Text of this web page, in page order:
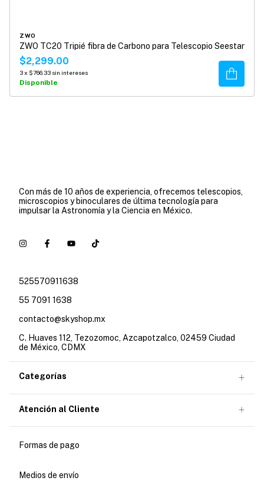
ZWO
ZWO TC20 Tripié fibra de Carbono para Telescopio Seestar
$2,299.00
3x $766.33 sin intereses
Disponible
Comprar
Con más de 10 años de experiencia, ofrecemos telescopios,
microscopios y binoculares de última tecnología para
impulsar la Astronomía y la Ciencia en México.
525570911638
55 7091 1638
contacto@skyshop.mx
C. Huaves 112, Tezozomoc, Azcapotzalco, 02459 Ciudad
de México, CDMX
Categorías
Atención al Cliente
Formas de pago
Medios de envío